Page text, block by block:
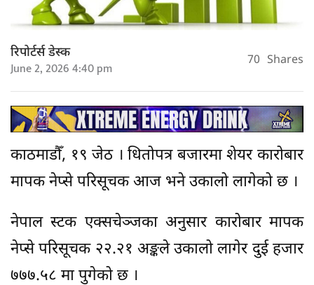
रिपोर्टर्स डेस्क
June 2, 2026 4:40 pm 70 Shares
काठमाडौँ, १९ जेठ । धितोपत्र बजारमा शेयर कारोबार
मापक नेप्से परिसूचक आज भने उकालो लागेको छ ।
नेपाल स्टक एक्सचेञ्जका अनुसार कारोबार मापक
नेप्से परिसूचक २२.२१ अङ्कले उकालो लागेर दुई हजार
७७७.५८ मा पुगेको छ ।